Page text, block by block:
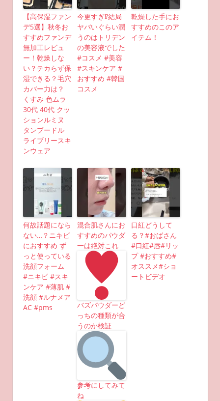
【高保湿ファン
デ5選】秋冬お
すすめファンデ
無加工レビュ
ー！乾燥しな
い？テカらず保
湿できる？毛穴
カバー力は？
くすみ 色ムラ
30代 40代 クッ
ションルミヌ
タンプードル
ライブリースキ
ンウェア
今更すぎ⁉︎結局
ヤバいぐらい潤
うのはトリデン
の美容液でした
#コスメ #美容
#スキンケア #
おすすめ #韓国
コスメ
乾燥した手にお
すすめのこのア
イテム！
何故話題になら
ない…？ニキビ
におすすめ ず
っと使っている
洗顔フォーム
#ニキビ #スキ
ンケア #薄肌 #
洗顔 #ルナメア
AC #pms
混合肌さんにお
すすめのパウダ
一は絶対これ
バズパウダーど
っちの種類が合
うのか検証
参考にしてみて
ね
口紅どうして
る？#おばさん
#口紅#唇#リッ
プ #おすすめ#
オススメ#ショ
ートビデオ